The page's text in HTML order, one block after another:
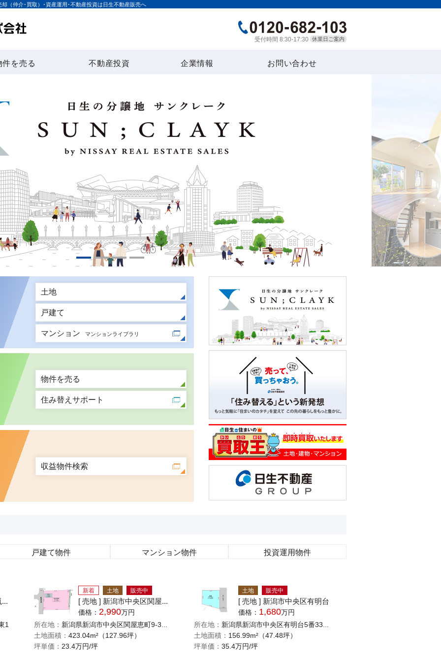
（仲介･買取）･資産運用･不動産投資は日生不動産販売へ
受付時間 8:30-17:30 休業日ご案内
件を売る 不動産投資 企業情報 お問い合わせ
土地
戸建て
マンション マンションライブラリ
物件を売る
住み替えサポート
収益物件検索
戸建て物件 マンション物件 投資運用物件
1
新着 土地 販売中
[ 売地 ] 新潟市中央区関屋...
価格： 2,990万円
所在地： 新潟県新潟市中央区関屋恵町9-3...
土地面積： 423.04m²（127.96坪）
坪単価： 23.4万円/坪
土地 販売中
[ 売地 ] 新潟市中央区有明台
価格： 1,680万円
所在地： 新潟県新潟市中央区有明台5番33...
土地面積： 156.99m²（47.48坪）
坪単価： 35.4万円/坪